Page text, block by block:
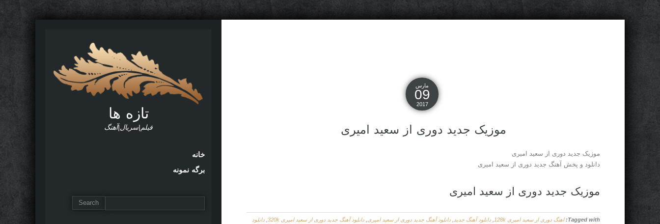
مارس
09
2017
موزیک جدید دوری از سعید امیری
موزیک جدید دوری از سعید امیری
دانلود و پخش آهنگ جدید دوری از سعید امیری
موزیک جدید دوری از سعید امیری
Tagged with: اهنگ دوری از سعید امیری 128k دانلود آهنگ جدید دانلود آهنگ جدید دوری از سعید امیری دانلود آهنگ جدید دوری از سعید امیری 320k
دانلود
تازه ها
فیلم|سریال|آهنگ
خانه
برگه نمونه